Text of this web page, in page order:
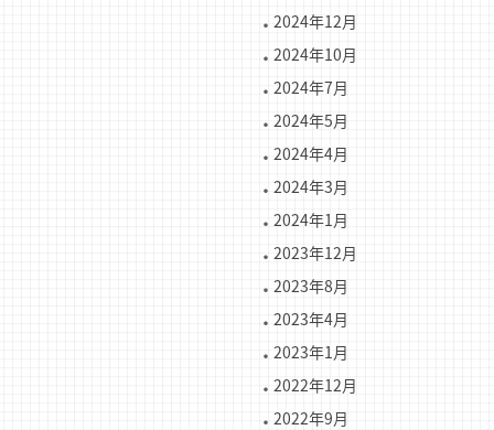
2024年12月
2024年10月
2024年7月
2024年5月
2024年4月
2024年3月
2024年1月
2023年12月
2023年8月
2023年4月
2023年1月
2022年12月
2022年9月